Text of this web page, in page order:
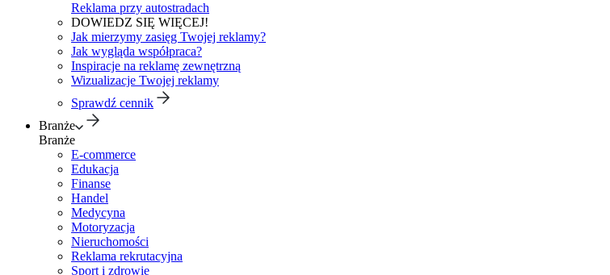
Reklama przy autostradach
DOWIEDZ SIĘ WIĘCEJ!
Jak mierzymy zasięg Twojej reklamy?
Jak wygląda współpraca?
Inspiracje na reklamę zewnętrzną
Wizualizacje Twojej reklamy
Sprawdź cennik
Branże
Branże
E-commerce
Edukacja
Finanse
Handel
Medycyna
Motoryzacja
Nieruchomości
Reklama rekrutacyjna
Sport i zdrowie